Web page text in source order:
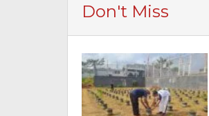
Don't Miss